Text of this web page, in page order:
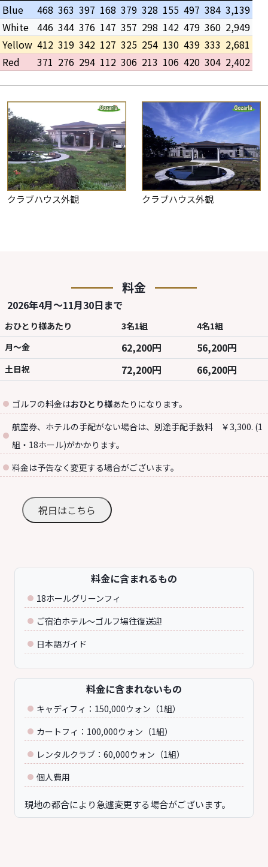
Blue
468 363 397 168 379 328 155 497 384 3,139
White 446 344 376 147 357 298 142 479 360 2,949
Yellow 412 319 342 127 325 254 130 439 333 2,681
Red
371 276 294 112 306 213 106 420 304 2,402
クラブハウス外観 クラブハウス外観
料金
2026年4月～11月30日まで
おひとり様あたり 3名1組
4名1組
月～金
62,200円 56,200円
土日祝 72,200円 66,200円
ゴルフの料金はおひとり様あたりになります。
航空券、ホテルの手配がない場合は、別途手配手数料 ￥3,300. (1
組・18ホール)がかかります。
料金は予告なく変更する場合がございます。
祝日はこちら
料金に含まれるもの
18ホールグリーンフィ
ご宿泊ホテル～ゴルフ場往復送迎
日本語ガイド
料金に含まれないもの
キャディフィ：150,000ウォン（1組）
カートフィ：100,000ウォン（1組）
レンタルクラブ：60,000ウォン（1組）
個人費用
現地の都合により急遽変更する場合がございます。